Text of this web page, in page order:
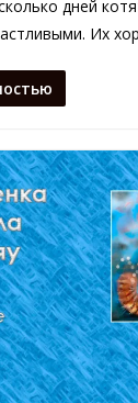
дней
Их